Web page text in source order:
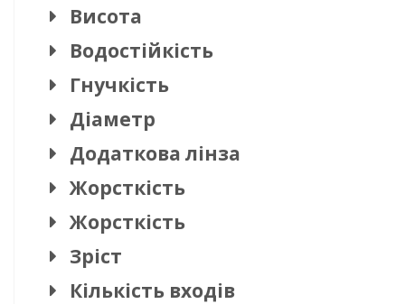
Висота
Водостійкість
Гнучкість
Діаметр
Додаткова лінза
Жорсткість
Жорсткість
Зріст
Кількість входів